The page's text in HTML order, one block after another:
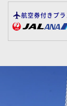
航空券付きプ